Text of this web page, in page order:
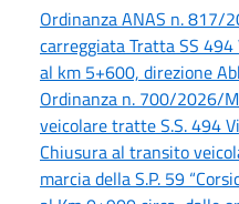
Ordinanza ANAS n.
carreggiata Tratta SS 494
al km 5+600, direzione
Ordinanza n. 700/2026/
veicolare tratte S.S. 494
Chiusura al transito
marcia della S.P. 59